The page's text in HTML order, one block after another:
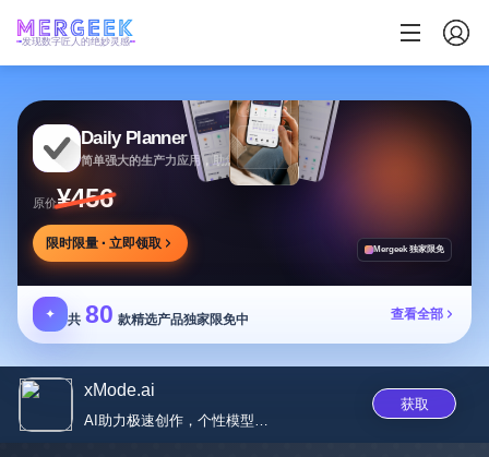
发现数字匠人的绝妙灵感
Daily Planner
简单强大的生产力应用，助您安排任务专注目标
原价¥456
限时限量 · 立即领取 Mergeek 独家限免
✦ 共 80 款精选产品独家限免中 查看全部
xMode.ai
AI助力极速创作，个性模型驱动...
获取